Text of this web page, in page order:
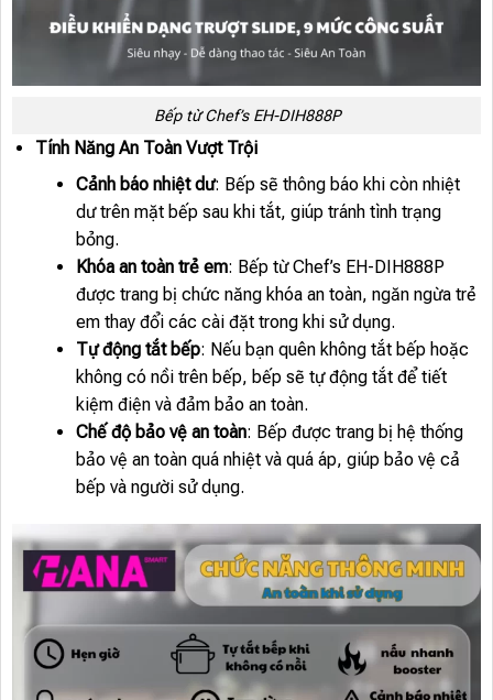
Bếp từ Chef’s EH-DIH888P
Tính Năng An Toàn Vượt Trội
Cảnh báo nhiệt dư: Bếp sẽ thông báo khi còn nhiệt
dư trên mặt bếp sau khi tắt, giúp tránh tình trạng
bỏng.
Khóa an toàn trẻ em: Bếp từ Chef’s EH-DIH888P
được trang bị chức năng khóa an toàn, ngăn ngừa trẻ
em thay đổi các cài đặt trong khi sử dụng.
Tự động tắt bếp: Nếu bạn quên không tắt bếp hoặc
không có nồi trên bếp, bếp sẽ tự động tắt để tiết
kiệm điện và đảm bảo an toàn.
Chế độ bảo vệ an toàn: Bếp được trang bị hệ thống
bảo vệ an toàn quá nhiệt và quá áp, giúp bảo vệ cả
bếp và người sử dụng.